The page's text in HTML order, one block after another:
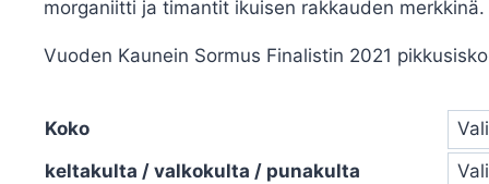
morganiitti ja timantit ikuisen rakkauden merkkinä.
Vuoden Kaunein Sormus Finalistin 2021 pikkusisko
Koko
keltakulta / valkokulta / punakulta